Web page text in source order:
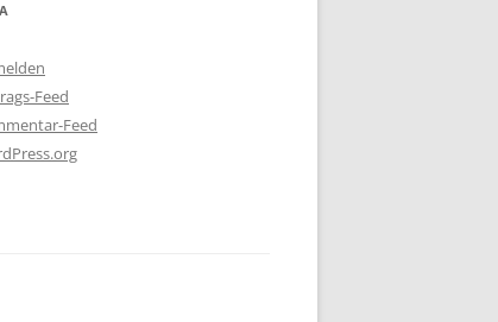
Feed
Feed